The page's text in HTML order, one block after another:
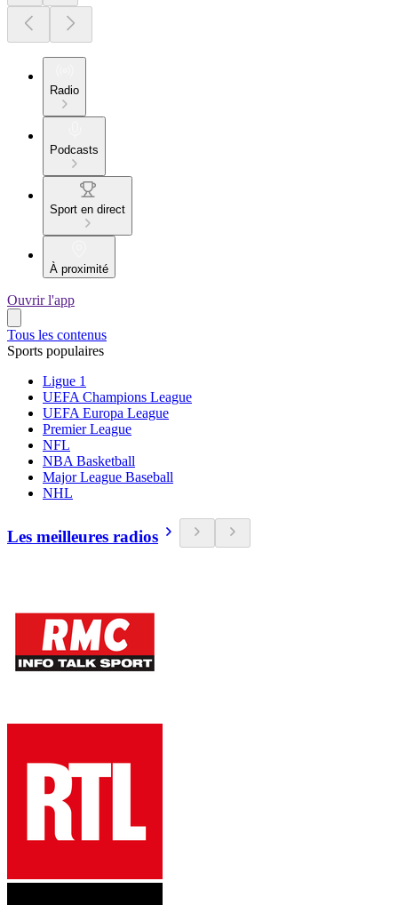
Radio
Podcasts
Sport en direct
À proximité
Ouvrir l'app
Tous les contenus
Sports populaires
Ligue 1
UEFA Champions League
UEFA Europa League
Premier League
NFL
NBA Basketball
Major League Baseball
NHL
Les meilleures radios